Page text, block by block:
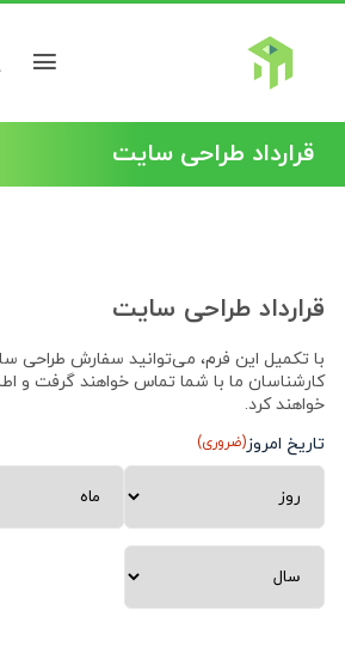
قرارداد طراحی سایت
قرارداد طراحی سایت
با تکمیل این فرم، می‌توانید سفارش طراحی
کارشناسان ما با شما تماس خواهند گرفت و
خواهند کرد.
تاریخ امروز(ضروری)